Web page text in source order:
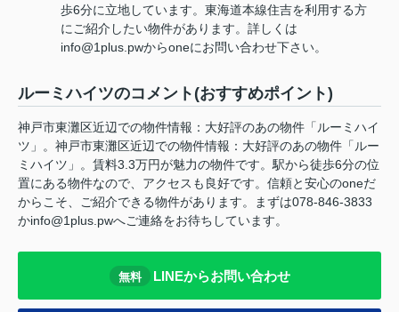
歩6分に立地しています。東海道本線住吉を利用する方
にご紹介したい物件があります。詳しくは
info@1plus.pwからoneにお問い合わせ下さい。
ルーミハイツのコメント(おすすめポイント)
神戸市東灘区近辺での物件情報：大好評のあの物件「ルーミハイ
ツ」。神戸市東灘区近辺での物件情報：大好評のあの物件「ルー
ミハイツ」。賃料3.3万円が魅力の物件です。駅から徒歩6分の位
置にある物件なので、アクセスも良好です。信頼と安心のoneだ
からこそ、ご紹介できる物件があります。まずは078-846-3833
かinfo@1plus.pwへご連絡をお待ちしています。
無料 LINEからお問い合わせ